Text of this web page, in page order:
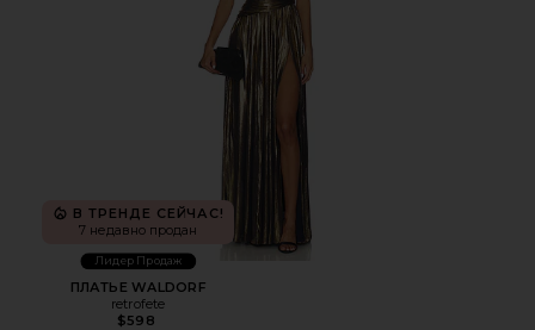
В ТРЕНДЕ СЕЙЧАС!
7 недавно продан
Лидер Продаж
ПЛАТЬЕ WALDORF
retrofete
$598